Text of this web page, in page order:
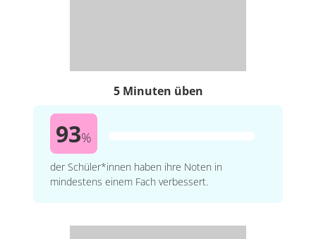
5 Minuten üben
93%
der Schüler*innen haben ihre Noten in
mindestens einem Fach verbessert.